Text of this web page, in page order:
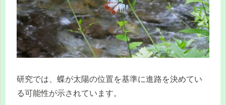
研究では、蝶が太陽の位置を基準に進路を決めてい
る可能性が示されています。